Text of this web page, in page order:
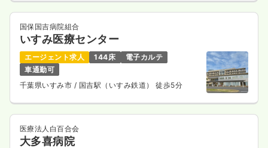
国保国吉病院組合
いすみ医療センター
エージェント求人 144床
電子カルテ
車通勤可
千葉県いすみ市 / 国吉駅（いすみ鉄道） 徒歩5分
医療法人白百合会
大多喜病院